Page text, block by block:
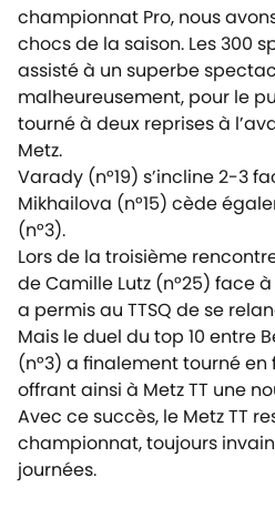
championnat Pro, nous
chocs de la saison. Les 300
assisté à un superbe
malheureusement, pour le
tourné à deux reprises à
Metz.
Varady (n°19) s’incline 2-3
Mikhailova (n°15) cède
(n°3).
Lors de la troisième
de Camille Lutz (n°25) face
a permis au TTSQ de se
Mais le duel du top 10 entre
(n°3) a finalement tourné en
offrant ainsi à Metz TT une
Avec ce succès, le Metz TT
championnat, toujours
journées.